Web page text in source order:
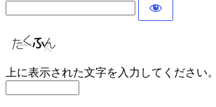
上に表示された文字を入力してください。